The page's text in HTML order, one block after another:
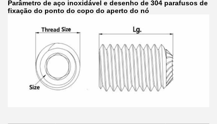
Parâmetro de aço inoxidável e desenho de 304 parafusos de
fixação do ponto do copo do aperto do nó